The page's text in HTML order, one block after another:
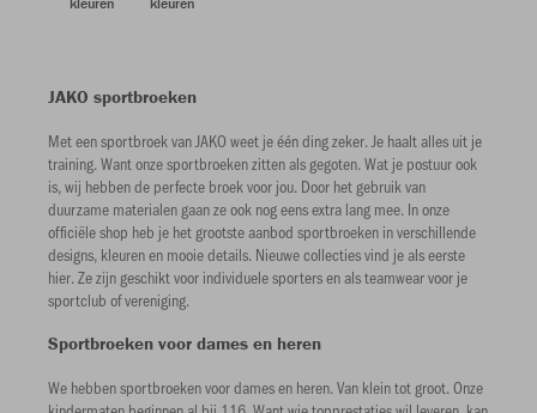
JAKO sportbroeken
Met een sportbroek van JAKO weet je één ding zeker. Je haalt alles uit je
training. Want onze sportbroeken zitten als gegoten. Wat je postuur ook
is, wij hebben de perfecte broek voor jou. Door het gebruik van
duurzame materialen gaan ze ook nog eens extra lang mee. In onze
officiële shop heb je het grootste aanbod sportbroeken in verschillende
designs, kleuren en mooie details. Nieuwe collecties vind je als eerste
hier. Ze zijn geschikt voor individuele sporters en als teamwear voor je
sportclub of vereniging.
Sportbroeken voor dames en heren
We hebben sportbroeken voor dames en heren. Van klein tot groot. Onze